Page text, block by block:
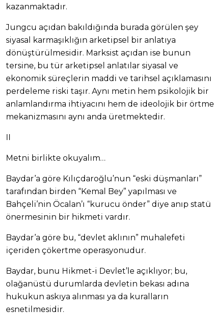
kazanmaktadır.
Jungcu açıdan bakıldığında burada görülen şey
siyasal karmaşıklığın arketipsel bir anlatıya
dönüştürülmesidir. Marksist açıdan ise bunun
tersine, bu tür arketipsel anlatılar siyasal ve
ekonomik süreçlerin maddi ve tarihsel açıklamasını
perdeleme riski taşır. Aynı metin hem psikolojik bir
anlamlandırma ihtiyacını hem de ideolojik bir örtme
mekanizmasını aynı anda üretmektedir.
II
Metni birlikte okuyalım…
Baydar’a göre Kılıçdaroğlu’nun “eski düşmanları”
tarafından birden “Kemal Bey” yapılması ve
Bahçeli’nin Öcalan’ı “kurucu önder” diye anıp statü
önermesinin bir hikmeti vardır.
Baydar’a göre bu, “devlet aklının” muhalefeti
içeriden çökertme operasyonudur.
Baydar, bunu Hikmet-i Devlet’le açıklıyor; bu,
olağanüstü durumlarda devletin bekası adına
hukukun askıya alınması ya da kuralların
esnetilmesidir.